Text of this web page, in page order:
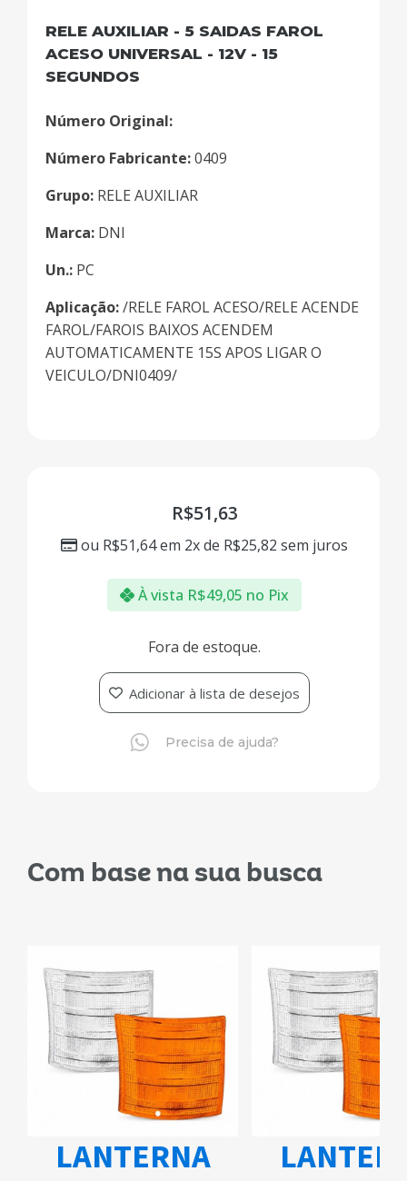
RELE AUXILIAR - 5 SAIDAS FAROL
ACESO UNIVERSAL - 12V - 15
SEGUNDOS
Número Original:
Número Fabricante:0409
Grupo: RELE AUXILIAR
Marca: DNI
Un.: PC
Aplicação:/RELE FAROL ACESO/RELE ACENDE
FAROL/FAROIS BAIXOS ACENDEM
AUTOMATICAMENTE 15S APOS LIGAR O
VEICULO/DNI0409/
R$51,63
ou R$51,64em 2x de R$25,82 sem juros
À vista R$49,05 no Pix
Fora de estoque.
Adicionar à lista de desejos
Precisa de ajuda?
Com base na sua busca
LANTERNA